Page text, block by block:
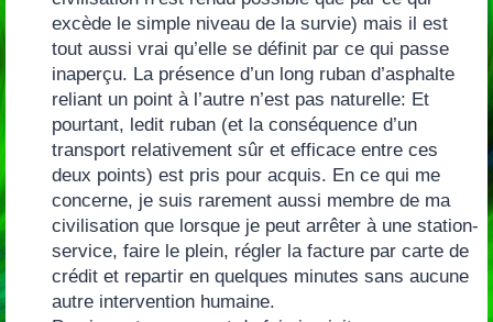
excède le simple niveau de la survie‭) ‬mais il est
tout aussi vrai qu’elle se définit par ce qui passe
inaperçu.‭ ‬La présence d’un long ruban d’asphalte
reliant un point à l’autre n’est pas naturelle:‭ ‬Et
pourtant,‭ ‬ledit ruban‭ (‬et la conséquence d’un
transport relativement sûr et efficace entre ces
deux points‭) ‬est pris pour acquis.‭ ‬En ce qui me
concerne,‭ ‬je suis rarement aussi membre de ma
civilisation que lorsque je peut arrêter à une station-
service,‭ ‬faire le plein,‭ régler‬ la facture par carte de
crédit et repartir en quelques minutes sans aucune
autre intervention humaine.